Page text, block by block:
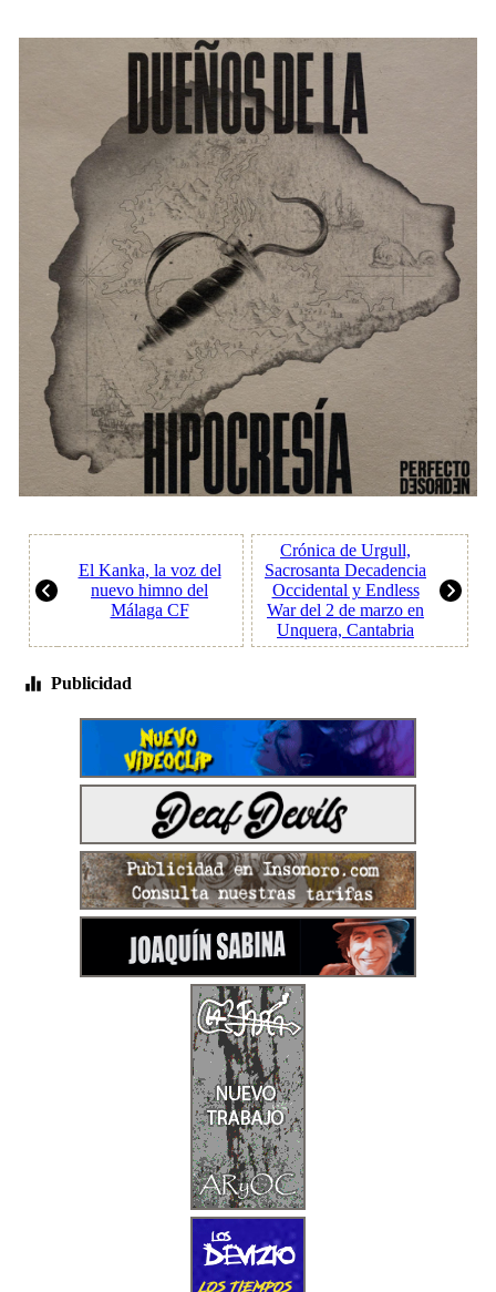
El Kanka, la voz del
nuevo himno del
Málaga CF
Crónica de Urgull,
Sacrosanta Decadencia
Occidental y Endless
War del 2 de marzo en
Unquera, Cantabria
Publicidad